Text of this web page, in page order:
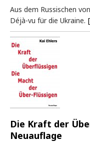
Aus dem Russischen
Déjà-vu für die Ukraine.
Die Kraft der
Neuauflage